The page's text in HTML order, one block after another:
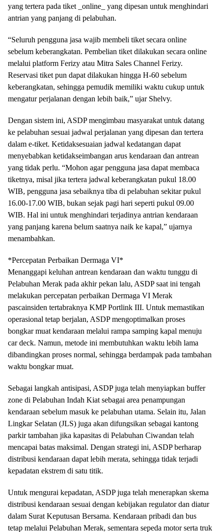
yang tertera pada tiket _online_ yang dipesan untuk menghindari
antrian yang panjang di pelabuhan.
“Seluruh pengguna jasa wajib membeli tiket secara online
sebelum keberangkatan. Pembelian tiket dilakukan secara online
melalui platform Ferizy atau Mitra Sales Channel Ferizy.
Reservasi tiket pun dapat dilakukan hingga H-60 sebelum
keberangkatan, sehingga pemudik memiliki waktu cukup untuk
mengatur perjalanan dengan lebih baik,” ujar Shelvy.
Dengan sistem ini, ASDP mengimbau masyarakat untuk datang
ke pelabuhan sesuai jadwal perjalanan yang dipesan dan tertera
dalam e-tiket. Ketidaksesuaian jadwal kedatangan dapat
menyebabkan ketidakseimbangan arus kendaraan dan antrean
yang tidak perlu. “Mohon agar pengguna jasa dapat membaca
tiketnya, misal jika tertera jadwal keberangkatan pukul 18.00
WIB, pengguna jasa sebaiknya tiba di pelabuhan sekitar pukul
16.00-17.00 WIB, bukan sejak pagi hari seperti pukul 09.00
WIB. Hal ini untuk menghindari terjadinya antrian kendaraan
yang panjang karena belum saatnya naik ke kapal,” ujarnya
menambahkan.
*Percepatan Perbaikan Dermaga VI*
Menanggapi keluhan antrean kendaraan dan waktu tunggu di
Pelabuhan Merak pada akhir pekan lalu, ASDP saat ini tengah
melakukan percepatan perbaikan Dermaga VI Merak
pascainsiden tertabraknya KMP Portlink III. Untuk memastikan
operasional tetap berjalan, ASDP mengoptimalkan proses
bongkar muat kendaraan melalui rampa samping kapal menuju
car deck. Namun, metode ini membutuhkan waktu lebih lama
dibandingkan proses normal, sehingga berdampak pada tambahan
waktu bongkar muat.
Sebagai langkah antisipasi, ASDP juga telah menyiapkan buffer
zone di Pelabuhan Indah Kiat sebagai area penampungan
kendaraan sebelum masuk ke pelabuhan utama. Selain itu, Jalan
Lingkar Selatan (JLS) juga akan difungsikan sebagai kantong
parkir tambahan jika kapasitas di Pelabuhan Ciwandan telah
mencapai batas maksimal. Dengan strategi ini, ASDP berharap
distribusi kendaraan dapat lebih merata, sehingga tidak terjadi
kepadatan ekstrem di satu titik.
Untuk mengurai kepadatan, ASDP juga telah menerapkan skema
distribusi kendaraan sesuai dengan kebijakan regulator dan diatur
dalam Surat Keputusan Bersama. Kendaraan pribadi dan bus
tetap melalui Pelabuhan Merak, sementara sepeda motor serta truk